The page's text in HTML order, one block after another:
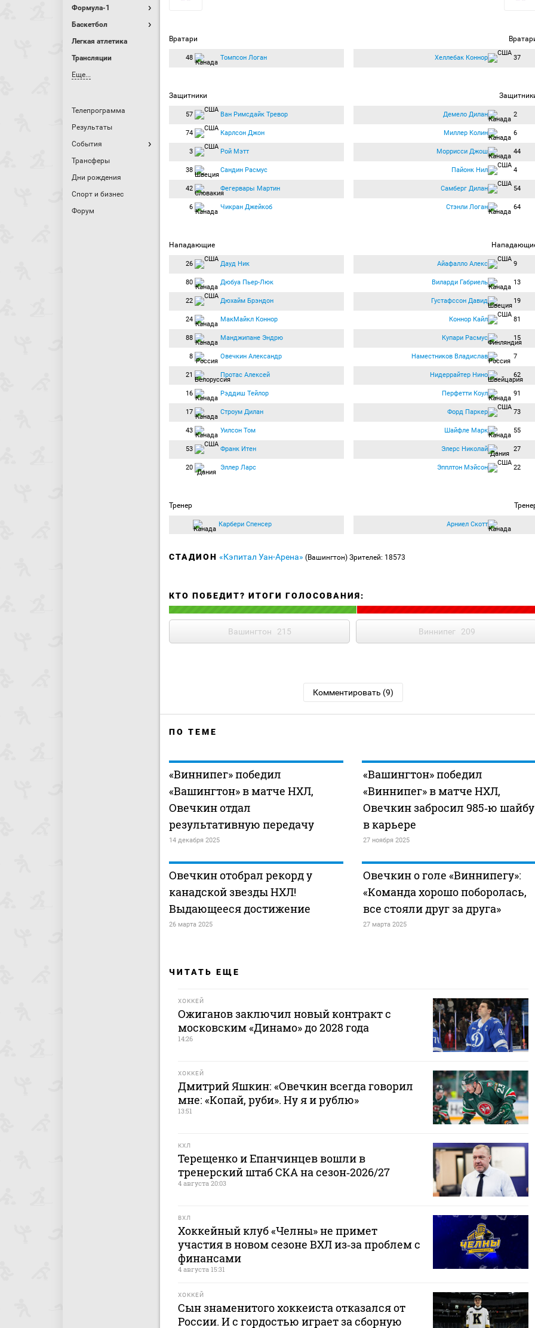
Формула-1
Баскетбол
Легкая атлетика
Трансляции
Еще...
Телепрограмма
Результаты
События
Трансферы
Дни рождения
Спорт и бизнес
Форум
Вратари
48 Томпсон Логан
Защитники
57 Ван Римсдайк Тревор
74 Карлсон Джон
3 Рой Мэтт
38 Сандин Расмус
42 Фегервары Мартин
6 Чикран Джейкоб
Нападающие
26 Дауд Ник
80 Дюбуа Пьер-Люк
22 Дюхайм Брэндон
24 МакМайкл Коннор
88 Манджипане Эндрю
8 Овечкин Александр
21 Протас Алексей
16 Рэддиш Тейлор
17 Строум Дилан
43 Уилсон Том
53 Франк Итен
20 Эллер Ларс
Тренер
Карбери Спенсер
Хеллебак Коннор 37
Демело Дилан 2
Миллер Колин 6
Моррисcи Джош 44
Пайонк Нил 4
Самберг Дилан 54
Стэнли Логан 64
Айафалло Алекс 9
Виларди Габриель 13
Густафссон Давид 19
Коннор Кайл 81
Купари Расмус 15
Наместников Владислав 7
Нидеррайтер Нино 62
Перфетти Коул 91
Форд Паркер 73
Шайфле Марк 55
Элерс Николай 27
Эпплтон Мэйсон 22
Арниел Скотт
СТАДИОН «Кэпитал Уан-Арена» (Вашингтон) Зрителей: 18573
КТО ПОБЕДИТ? ИТОГИ ГОЛОСОВАНИЯ:
Вашингтон 215 Виннипег 209
Комментировать (9)
ПО ТЕМЕ
«Виннипег» победил
«Вашингтон» в матче НХЛ,
Овечкин отдал
результативную передачу
14 декабря 2025
«Вашингтон» победил
«Виннипег» в матче НХЛ,
Овечкин забросил 985‑ю шайбу
в карьере
27 ноября 2025
Овечкин отобрал рекорд у
канадской звезды НХЛ!
Выдающееся достижение
26 марта 2025
Овечкин о голе «Виннипегу»:
«Команда хорошо поборолась,
все стояли друг за друга»
27 марта 2025
ЧИТАТЬ ЕЩЕ
ХОККЕЙ
Ожиганов заключил новый контракт с
московским «Динамо» до 2028 года
14:26
ХОККЕЙ
Дмитрий Яшкин: «Овечкин всегда говорил
мне: «Копай, руби». Ну я и рублю»
13:51
КХЛ
Терещенко и Епанчинцев вошли в
тренерский штаб СКА на сезон‑2026/27
4 августа 20:03
ВХЛ
Хоккейный клуб «Челны» не примет
участия в новом сезоне ВХЛ из‑за проблем с
финансами
4 августа 15:31
ХОККЕЙ
Сын знаменитого хоккеиста отказался от
России. И с гордостью играет за сборную